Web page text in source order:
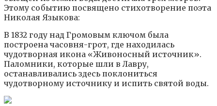
Этому событию посвящено стихотворение поэта
Николая Языкова:
В 1832 году над Громовым ключом была
построена часовня-грот, где находилась
чудотворная икона «Живоносный источник».
Паломники, которые шли в Лавру,
останавливались здесь поклониться
чудотворному источнику и испить святой воды.